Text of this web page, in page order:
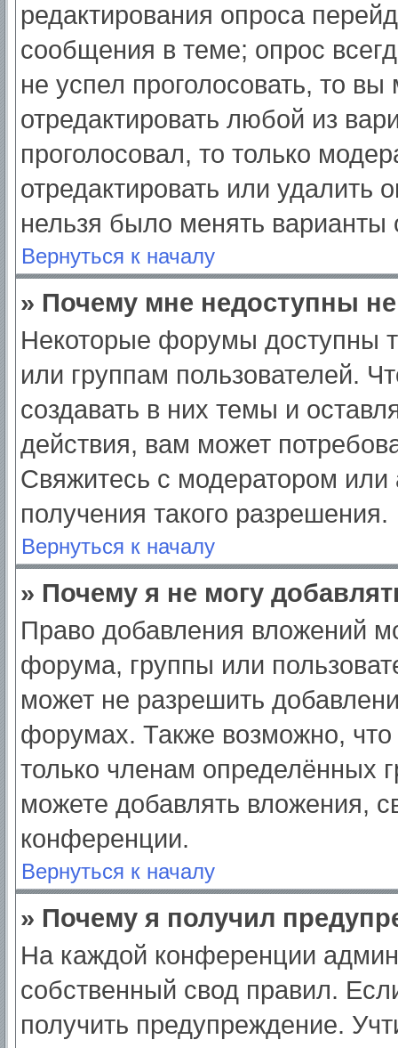
редактирования опроса
сообщения в теме; опрос
не успел проголосовать, то
отредактировать любой из
проголосовал, то только
отредактировать или удалить
нельзя было менять варианты
Вернуться к началу
» Почему мне недоступны
Некоторые форумы доступны
или группам пользователей.
создавать в них темы и
действия, вам может
Свяжитесь с модератором
получения такого разрешения.
Вернуться к началу
» Почему я не могу
Право добавления вложений
форума, группы или
может не разрешить
форумах. Также возможно,
только членам определённых
можете добавлять вложения,
конференции.
Вернуться к началу
» Почему я получил
На каждой конференции
собственный свод правил.
получить предупреждение.